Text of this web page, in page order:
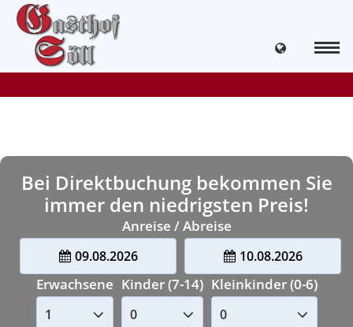
Bei Direktbuchung bekommen Sie
immer den niedrigsten Preis!
Anreise / Abreise
09.08.2026 10.08.2026
Erwachsene Kinder (7-14) Kleinkinder (0-6)